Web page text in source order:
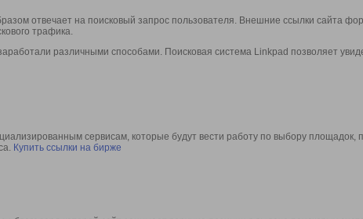
отвечает на поисковый запрос пользователя. Внешние ссылки сайта
трафика.
различными способами. Поисковая система Linkpad позволяет
сервисам, которые будут вести работу по выбору площадок,
Купить ссылки на бирже